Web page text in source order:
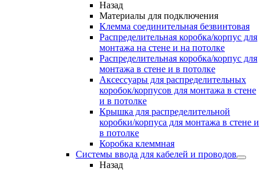
Назад
Материалы для подключения
Клемма соединительная безвинтовая
Распределительная коробка/корпус для
монтажа на стене и на потолке
Распределительная коробка/корпус для
монтажа в стене и в потолке
Аксессуары для распределительных
коробок/корпусов для монтажа в стене
и в потолке
Крышка для распределительной
коробки/корпуса для монтажа в стене и
в потолке
Коробка клеммная
Системы ввода для кабелей и проводов
Назад